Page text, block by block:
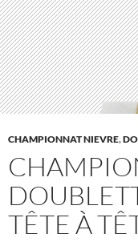
CHAMPIONNAT NIEVRE,
TÊTE À